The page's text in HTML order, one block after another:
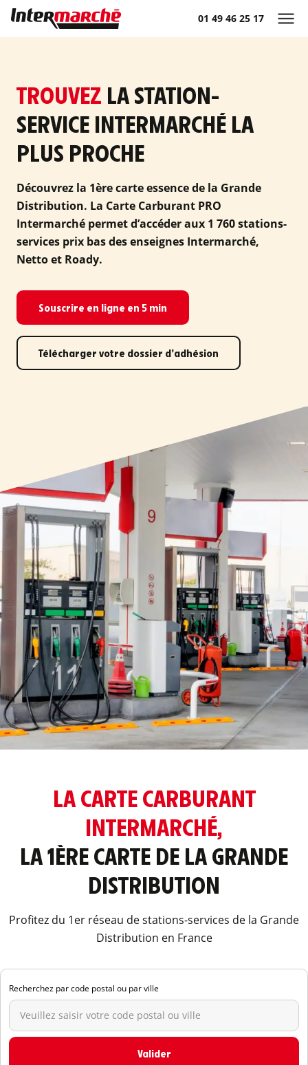
01 49 46 25 17
TROUVEZ LA STATION-
SERVICE INTERMARCHÉ LA
PLUS PROCHE
Découvrez la 1ère carte essence de la Grande
Distribution. La Carte Carburant PRO
Intermarché permet d’accéder aux 1 760 stations-
services prix bas des enseignes Intermarché,
Netto et Roady.
Souscrire en ligne en 5 min
Télécharger votre dossier d’adhésion
LA CARTE CARBURANT
INTERMARCHÉ,
LA 1ÈRE CARTE DE LA GRANDE
DISTRIBUTION
Profitez du 1er réseau de stations-services de la Grande
Distribution en France
Recherchez par code postal ou par ville